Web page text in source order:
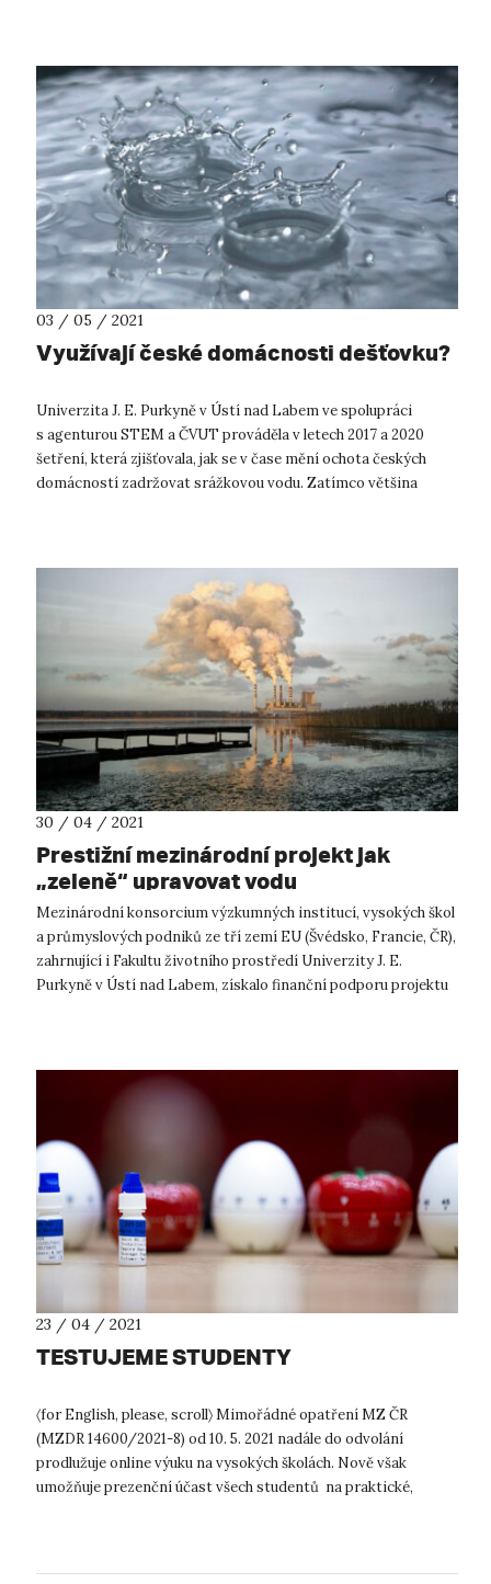
03 / 05 / 2021
Využívají české domácnosti dešťovku?
Univerzita J. E. Purkyně v Ústí nad Labem ve spolupráci
s agenturou STEM a ČVUT prováděla v letech 2017 a 2020
šetření, která zjišťovala, jak se v čase mění ochota českých
domácností zadržovat srážkovou vodu. Zatímco většina
30 / 04 / 2021
Prestižní mezinárodní projekt jak
„zeleně“ upravovat vodu
Mezinárodní konsorcium výzkumných institucí, vysokých škol
a průmyslových podniků ze tří zemí EU (Švédsko, Francie, ČR),
zahrnující i Fakultu životního prostředí Univerzity J. E.
Purkyně v Ústí nad Labem, získalo finanční podporu projektu
23 / 04 / 2021
TESTUJEME STUDENTY
〈for English, please, scroll〉 Mimořádné opatření MZ ČR
(MZDR 14600/2021-8) od 10. 5. 2021 nadále do odvolání
prodlužuje online výuku na vysokých školách. Nově však
umožňuje prezenční účast všech studentů na praktické,